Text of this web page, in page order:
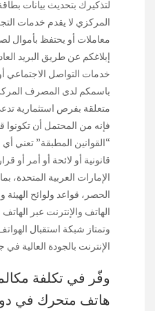
لتذكيرك بتحديث بيانات
المركزي لا يقدم خدمات
معاملات أو يحتفظ بأموال
إبلاغكم عن طريق البريد
خدمات التواصل الاجتماعي
باسمكم لدى المصرف
متعلقة بفرص استثمارية
فإنه من المحتمل أن تكونوا
“القوانين المطبقة” تعني
قانونية أو لائحة أو أمر أو
الإمارات العربية المتحدة،
الحصر، قواعد ولوائح
الهاتف والإنترنت عبر
وتمتاز شبكة استقبال
الإنترنت بالجودة العالية في
وفّر في تكلفة
هاتف متحرك في